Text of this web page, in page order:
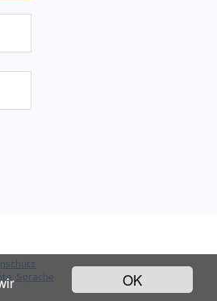
OK
Sprache